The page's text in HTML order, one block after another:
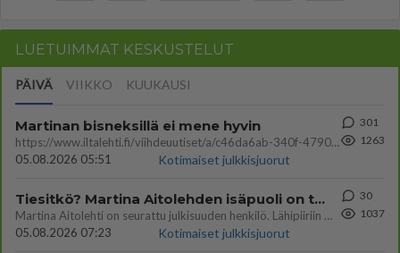
LUETUIMMAT KESKUSTELUT
PÄIVÄ VIIKKO KUUKAUSI
Martinan bisneksillä ei mene hyvin
https://www.iltalehti.fi/viihdeuutiset/a/c46da6ab-340f-4790-aaa7-0865eed2336 Yrityksen konkurssihakemus on tullut kärä
05.08.2026 05:51
Kotimaiset julkkisjuorut
301
1263
Tiesitkö? Martina Aitolehden isäpuoli on tämä suosittu laulaja
Martina Aitolehti on seurattu julkisuuden henkilö. Lähipiiriin mahtuu muitakin tunnettuja henkilöitä. Tiesitkö, että Ma
05.08.2026 07:23
Kotimaiset julkkisjuorut
30
1037